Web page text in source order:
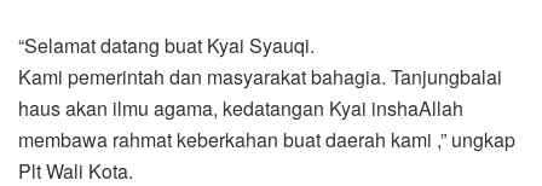
“Selamat datang buat Kyai Syauqi.
Kami pemerintah dan masyarakat bahagia. Tanjungbalai
haus akan ilmu agama, kedatangan Kyai inshaAllah
membawa rahmat keberkahan buat daerah kami ,” ungkap
Plt Wali Kota.